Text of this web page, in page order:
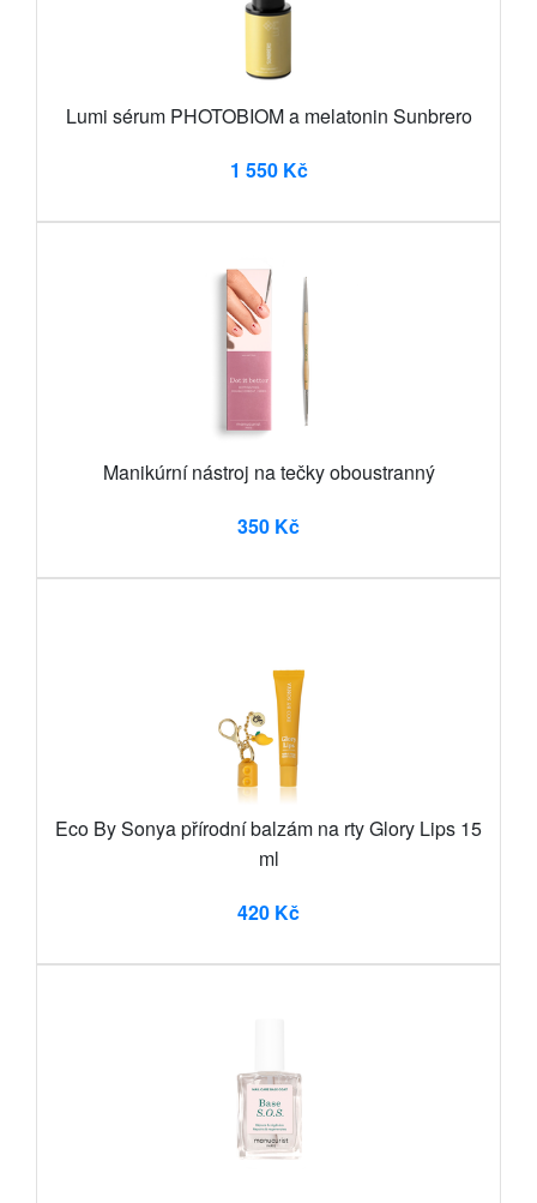
Lumi sérum PHOTOBIOM a melatonin Sunbrero
1 550 Kč
Manikúrní nástroj na tečky oboustranný
350 Kč
Eco By Sonya přírodní balzám na rty Glory Lips 15
ml
420 Kč